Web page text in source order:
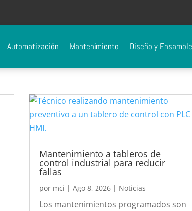
Automatización Mantenimiento Diseño y Ensamble
Mantenimiento a tableros de
control industrial para reducir
fallas
por mci | Ago 8, 2026| Noticias
Los mantenimientos programados son